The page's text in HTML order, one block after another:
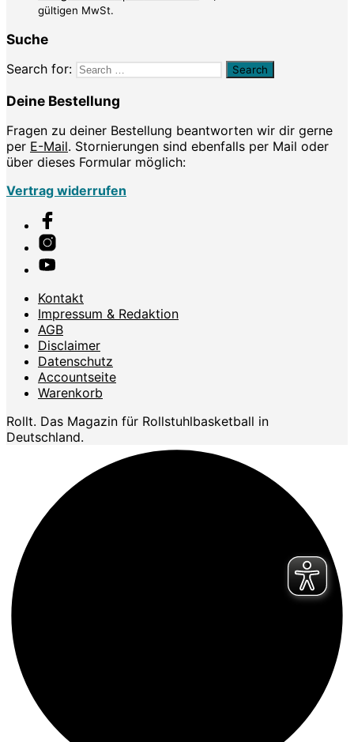
gültigen MwSt.
Suche
Search for:
Deine Bestellung
Fragen zu deiner Bestellung beantworten wir dir gerne
per E-Mail. Stornierungen sind ebenfalls per Mail oder
über dieses Formular möglich:
Vertrag widerrufen
Kontakt
Impressum & Redaktion
AGB
Disclaimer
Datenschutz
Accountseite
Warenkorb
Rollt. Das Magazin für Rollstuhlbasketball in
Deutschland.